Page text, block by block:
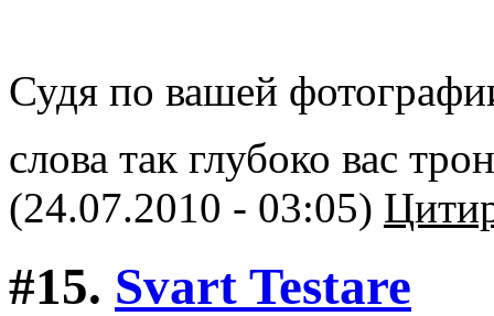
Судя по вашей
слова так глубоко вас
(24.07.2010 - 03:05)
#15. Svart Testare